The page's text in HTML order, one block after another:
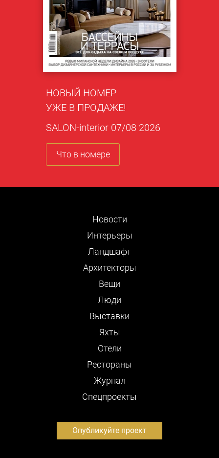
НОВЫЙ НОМЕР
УЖЕ В ПРОДАЖЕ!
SALON-interior 07/08 2026
Что в номере
Новости
Интерьеры
Ландшафт
Архитекторы
Вещи
Люди
Выставки
Яхты
Отели
Рестораны
Журнал
Cпецпроекты
Опубликуйте проект